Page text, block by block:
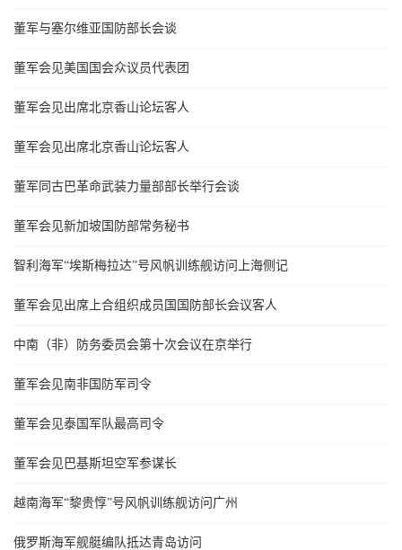
董军与塞尔维亚国防部长会谈
董军会见美国国会众议员代表团
董军会见出席北京香山论坛客人
董军会见出席北京香山论坛客人
董军同古巴革命武装力量部部长举行会谈
董军会见新加坡国防部常务秘书
智利海军“埃斯梅拉达”号风帆训练舰访问上海侧记
董军会见出席上合组织成员国国防部长会议客人
中南（非）防务委员会第十次会议在京举行
董军会见南非国防军司令
董军会见泰国军队最高司令
董军会见巴基斯坦空军参谋长
越南海军“黎贵惇”号风帆训练舰访问广州
俄罗斯海军舰艇编队抵达青岛访问